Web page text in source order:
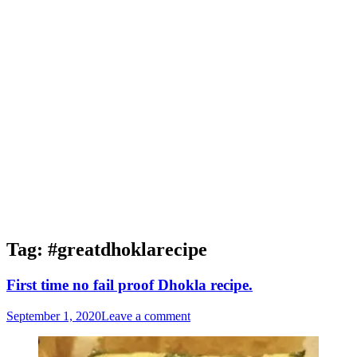
Tag: #greatdhoklarecipe
First time no fail proof Dhokla recipe.
September 1, 2020Leave a comment